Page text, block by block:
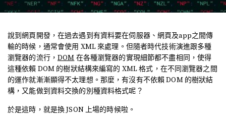
說到網頁開發，在過去遇到有資料要在伺服器、網頁及app之間傳
輸的時候，通常會使用 XML 來處理。但隨者時代技術演進跟多種
瀏覽器的流行， DOM 在各種瀏覽器的實現細節都不盡相同，使得
這種依賴 DOM 的樹狀結構來編寫的 XML 格式，在不同瀏覽器之間
的運作就漸漸顯得不太理想。那麼，有沒有不依賴 DOM 的樹狀結
構，又能做到資料交換的別種資料格式呢？
於是這時，就是換 JSON 上場的時候啦。